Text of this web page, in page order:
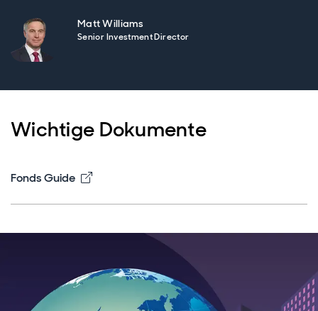
Matt Williams
Senior Investment Director
Wichtige Dokumente
Fonds Guide Opens in new window